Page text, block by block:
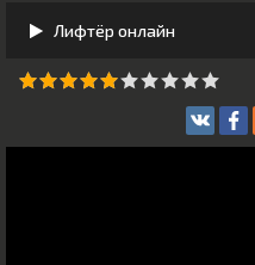
Лифтёр онлайн